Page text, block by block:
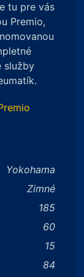
tu pre vás
Premio,
služby
Yokohama
Zimné
185
60
15
84